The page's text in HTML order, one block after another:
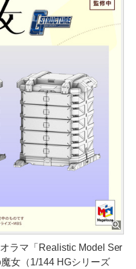
ラマ「Realistic Model Ser
女（1/144 HGシリーズ